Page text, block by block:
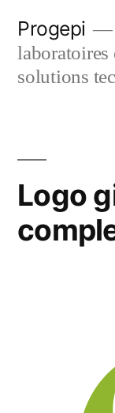
content
Progepi
laboratoires
solutions
Logo